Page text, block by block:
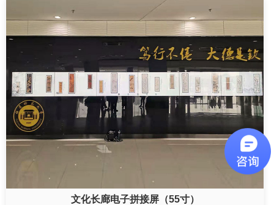
文化长廊电子拼接屏（55寸）